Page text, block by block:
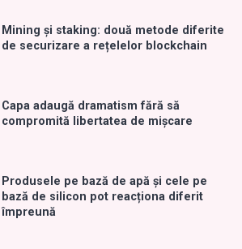
Mining și staking: două metode diferite
de securizare a rețelelor blockchain
Capa adaugă dramatism fără să
compromită libertatea de mișcare
Produsele pe bază de apă și cele pe
bază de silicon pot reacționa diferit
împreună